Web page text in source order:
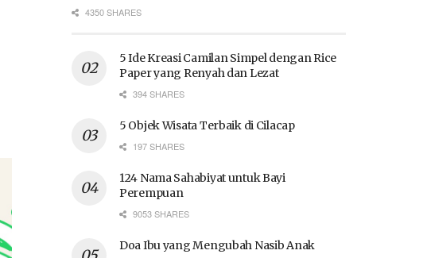
4350 SHARES
5 Ide Kreasi Camilan Simpel dengan Rice
Paper yang Renyah dan Lezat
394 SHARES
5 Objek Wisata Terbaik di Cilacap
197 SHARES
124 Nama Sahabiyat untuk Bayi
Perempuan
9053 SHARES
Doa Ibu yang Mengubah Nasib Anak